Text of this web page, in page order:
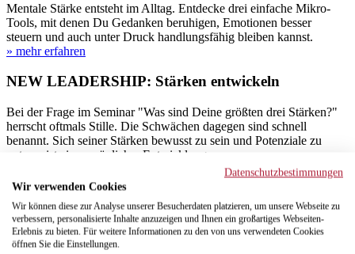
Mentale Stärke entsteht im Alltag. Entdecke drei einfache Mikro-
Tools, mit denen Du Gedanken beruhigen, Emotionen besser
steuern und auch unter Druck handlungsfähig bleiben kannst.
» mehr erfahren
NEW LEADERSHIP: Stärken entwickeln
Bei der Frage im Seminar "Was sind Deine größten drei Stärken?"
herrscht oftmals Stille. Die Schwächen dagegen sind schnell
benannt. Sich seiner Stärken bewusst zu sein und Potenziale zu
nutzen, ist ein persönlicher Entwicklungsprozess.
Verschwendung im Office reduzieren und
Wertschöpfung steigern
Mit Ansätzen aus dem Lean Management lässt sich so manche
Datenschutzbestimmungen
Wir verwenden Cookies
Wir können diese zur Analyse unserer Besucherdaten platzieren, um unsere Webseite zu
verbessern, personalisierte Inhalte anzuzeigen und Ihnen ein großartiges Webseiten-
Erlebnis zu bieten. Für weitere Informationen zu den von uns verwendeten Cookies
öffnen Sie die Einstellungen.